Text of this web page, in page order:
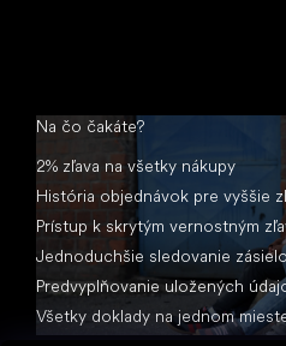
Na čo čakáte?
2% zľava na všetky nákupy
História objednávok pre vyššie
Prístup k skrytým vernostným
Jednoduchšie sledovanie
Predvyplňovanie uložených
Všetky doklady na jednom